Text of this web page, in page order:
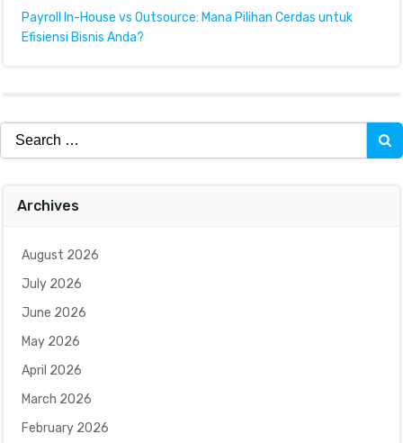
Payroll In-House vs Outsource: Mana Pilihan Cerdas untuk
Efisiensi Bisnis Anda?
Search
for:
Archives
August 2026
July 2026
June 2026
May 2026
April 2026
March 2026
February 2026